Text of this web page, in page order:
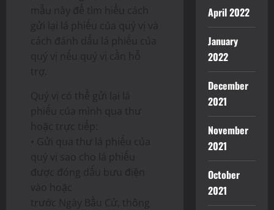
mẫu này để tìm hiểu cách
gửi lại lá phiếu của quý vị và
cách đánh dấu lá phiếu của
quý vị nếu quý vị cần hỗ
trợ.
Quý vị có thể gửi lại lá
phiếu của mình qua thư
hoặc trực tiếp:
• Gửi qua thư lá phiếu của
quý vị sao cho lá phiếu
được đóng dấu bưu điện
vào hoặc
trước Ngày Bầu Cử, thông
April 2022
January
2022
December
2021
November
2021
October
2021